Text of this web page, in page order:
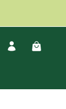
0 Produkte